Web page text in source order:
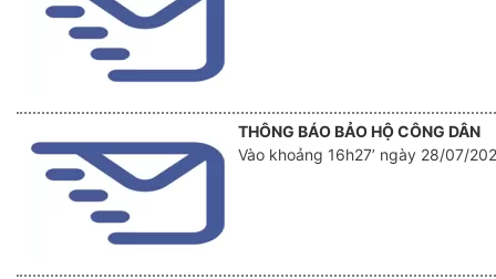
THÔNG BÁO BẢO HỘ CÔNG DÂN
Vào khoảng 16h27’ ngày 28/07/